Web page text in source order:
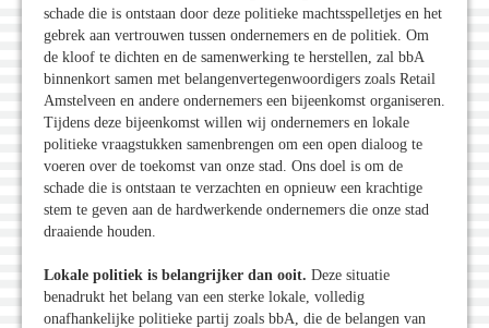
schade die is ontstaan door deze politieke machtsspelletjes en het
gebrek aan vertrouwen tussen ondernemers en de politiek. Om
de kloof te dichten en de samenwerking te herstellen, zal bbA
binnenkort samen met belangenvertegenwoordigers zoals Retail
Amstelveen en andere ondernemers een bijeenkomst organiseren.
Tijdens deze bijeenkomst willen wij ondernemers en lokale
politieke vraagstukken samenbrengen om een open dialoog te
voeren over de toekomst van onze stad. Ons doel is om de
schade die is ontstaan te verzachten en opnieuw een krachtige
stem te geven aan de hardwerkende ondernemers die onze stad
draaiende houden.
Lokale politiek is belangrijker dan ooit. Deze situatie
benadrukt het belang van een sterke lokale, volledig
onafhankelijke politieke partij zoals bbA, die de belangen van